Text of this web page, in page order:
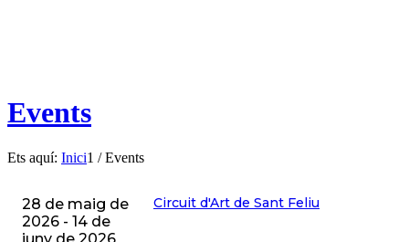
Events
Ets aquí: Inici1 / Events
Circuit d'Art de Sant Feliu
28 de maig de
2026 - 14 de